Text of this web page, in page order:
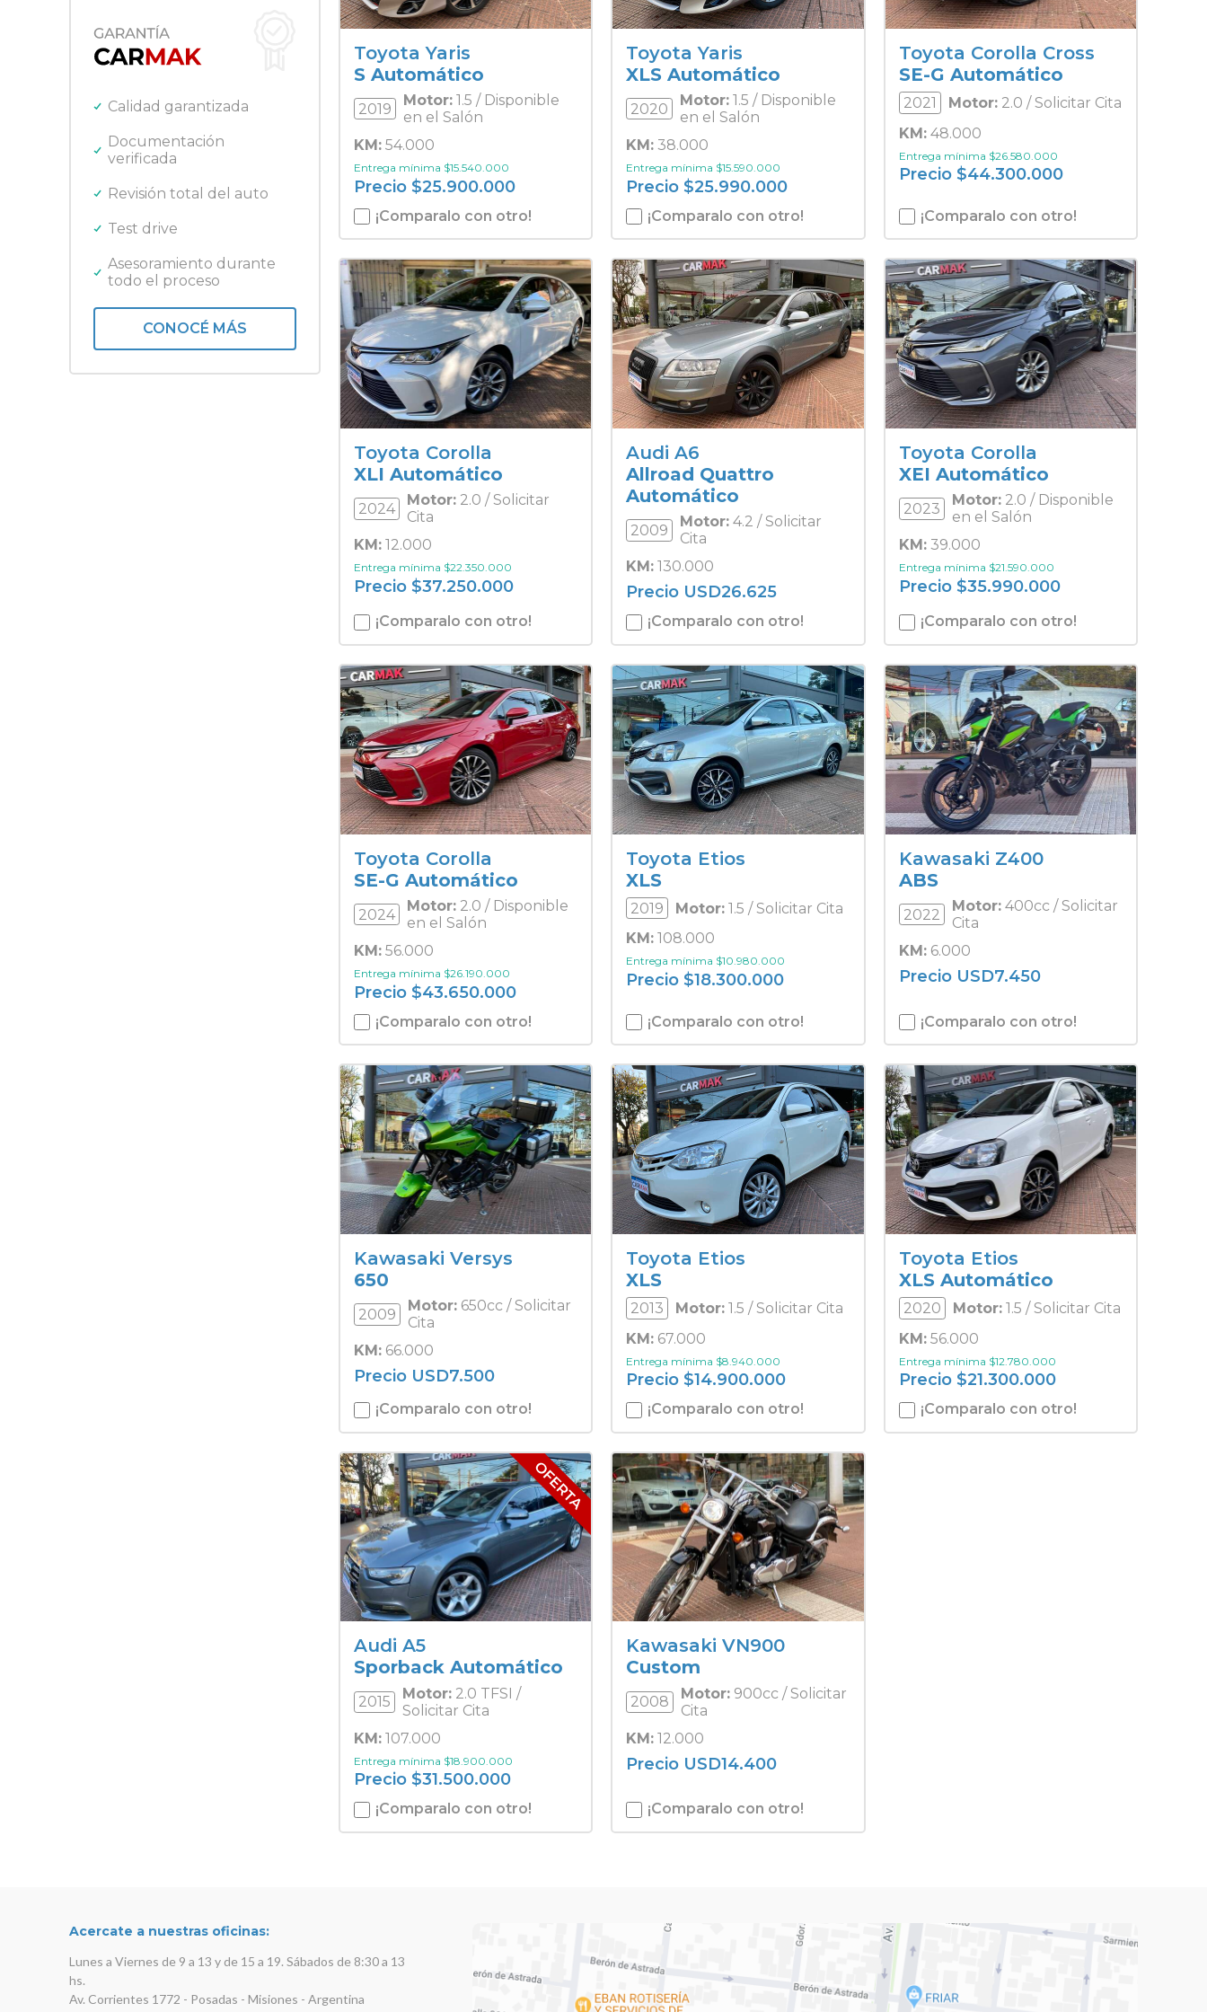
Ford
Gilera
Honda
Jeep
Kawasaki
Lifan
Nissan
Peugeot
Quicksilver
Renault
Royal Enfield
Triumph
Calidad garantizada
Documentación
verificada
Revisión total del auto
Test drive
Asesoramiento durante
todo el proceso
CONOCÉ MÁS
Toyota Yaris
S Automático
2019 Motor: 1.5 / Disponible
en el Salón
KM: 54.000
Entrega mínima $15.540.000
Precio $25.900.000
¡Comparalo con otro!
Toyota Yaris
XLS Automático
2020 Motor: 1.5 / Disponible
en el Salón
KM: 38.000
Entrega mínima $15.590.000
Precio $25.990.000
¡Comparalo con otro!
Toyota Corolla Cross
SE-G Automático
2021 Motor:2.0 / Solicitar Cita
KM:48.000
Entrega mínima $26.580.000
Precio $44.300.000
¡Comparalo con otro!
Toyota Corolla
XLI Automático
2024 Motor: 2.0 / Solicitar
Cita
KM: 12.000
Entrega mínima $22.350.000
Precio $37.250.000
¡Comparalo con otro!
Audi A6
Allroad Quattro
Automático
2009 Motor: 4.2 / Solicitar
Cita
KM: 130.000
Precio USD26.625
¡Comparalo con otro!
Toyota Corolla
XEI Automático
2023 Motor:2.0 / Disponible
en el Salón
KM:39.000
Entrega mínima $21.590.000
Precio $35.990.000
¡Comparalo con otro!
Toyota Corolla
SE-G Automático
2024 Motor: 2.0 / Disponible
en el Salón
KM: 56.000
Entrega mínima $26.190.000
Precio $43.650.000
¡Comparalo con otro!
Toyota Etios
XLS
2019 Motor: 1.5 / Solicitar Cita
KM: 108.000
Entrega mínima $10.980.000
Precio $18.300.000
¡Comparalo con otro!
Kawasaki Z400
ABS
2022 Motor:400cc / Solicitar
Cita
KM:6.000
Precio USD7.450
¡Comparalo con otro!
Kawasaki Versys
650
2009 Motor: 650cc / Solicitar
Cita
KM: 66.000
Precio USD7.500
¡Comparalo con otro!
Toyota Etios
XLS
2013 Motor: 1.5 / Solicitar Cita
KM: 67.000
Entrega mínima $8.940.000
Precio $14.900.000
¡Comparalo con otro!
Toyota Etios
XLS Automático
2020 Motor:1.5 / Solicitar Cita
KM:56.000
Entrega mínima $12.780.000
Precio $21.300.000
¡Comparalo con otro!
Audi A5
Sporback Automático
2015 Motor: 2.0 TFSI /
Solicitar Cita
KM: 107.000
Entrega mínima $18.900.000
Precio $31.500.000
¡Comparalo con otro!
Kawasaki VN900
Custom
2008 Motor: 900cc / Solicitar
Cita
KM: 12.000
Precio USD14.400
¡Comparalo con otro!
Acercate a nuestras oficinas:
Lunes a Viernes de 9 a 13 y de 15 a 19. Sábados de 8:30 a 13
hs.
Av. Corrientes 1772 - Posadas - Misiones - Argentina